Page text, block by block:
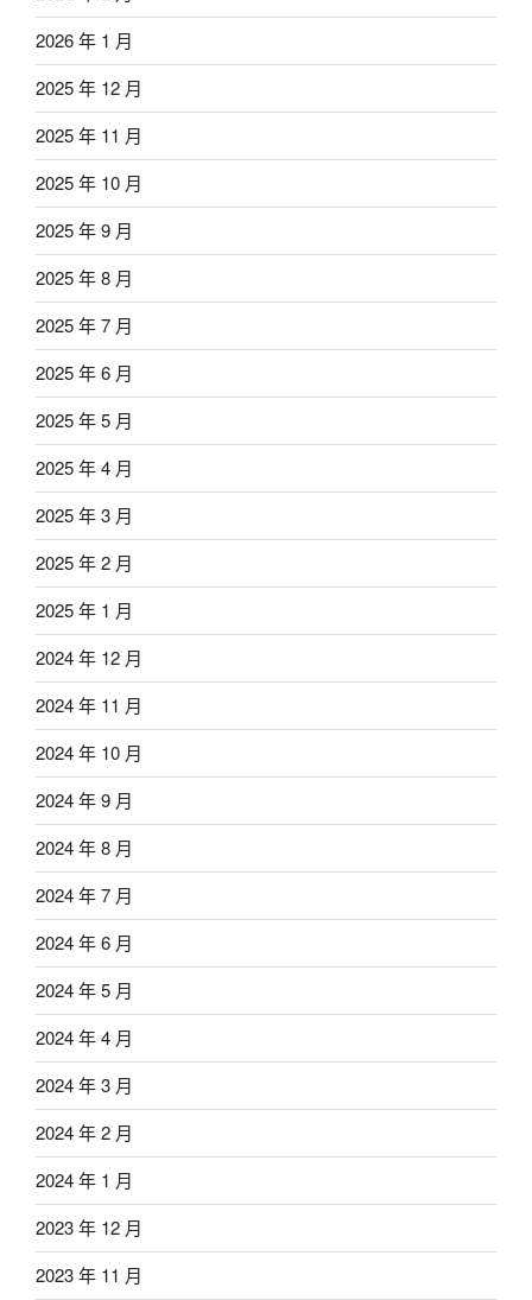
2026 年 1 月
2025 年 12 月
2025 年 11 月
2025 年 10 月
2025 年 9 月
2025 年 8 月
2025 年 7 月
2025 年 6 月
2025 年 5 月
2025 年 4 月
2025 年 3 月
2025 年 2 月
2025 年 1 月
2024 年 12 月
2024 年 11 月
2024 年 10 月
2024 年 9 月
2024 年 8 月
2024 年 7 月
2024 年 6 月
2024 年 5 月
2024 年 4 月
2024 年 3 月
2024 年 2 月
2024 年 1 月
2023 年 12 月
2023 年 11 月